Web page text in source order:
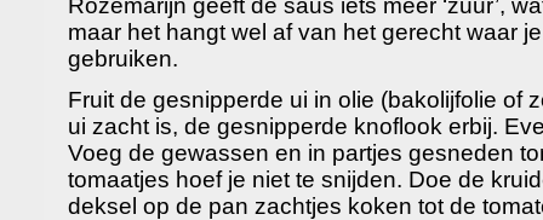
Rozemarijn geeft de saus iets meer ‘zuur’,
maar het hangt wel af van het gerecht waar
gebruiken.
Fruit de gesnipperde ui in olie (bakolijfolie of
ui zacht is, de gesnipperde knoflook erbij.
Voeg de gewassen en in partjes gesneden
tomaatjes hoef je niet te snijden. Doe de
deksel op de pan zachtjes koken tot de